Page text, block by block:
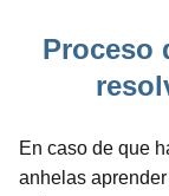
Proceso
En caso de que
anhelas aprender